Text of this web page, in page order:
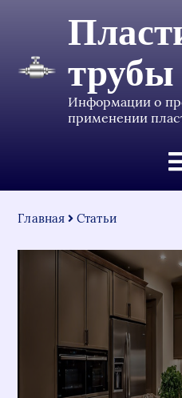
трубы
Информации о
применении
Главная Статьи